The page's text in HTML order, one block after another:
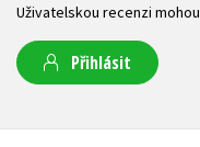
Uživatelskou recenzi
Přihlásit